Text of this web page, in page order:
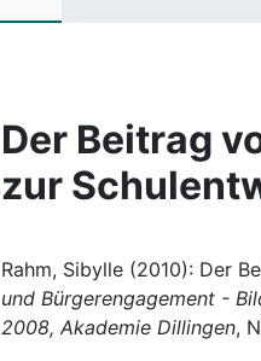
Der Beitrag
zur
Rahm, Sibylle (2010): Der
und Bürgerengagement -
2008, Akademie Dillingen,